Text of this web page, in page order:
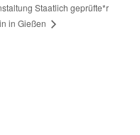
Staatlich geprüfte*r
in Gießen